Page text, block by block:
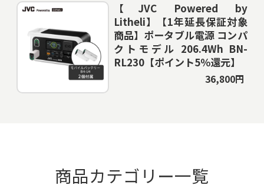
【JVC Powered by
Litheli】【1年延長保証対象
商品】ポータブル電源 コンパ
クトモデル 206.4Wh BN-
RL230【ポイント5％還元】
36,800円
商品カテゴリー一覧